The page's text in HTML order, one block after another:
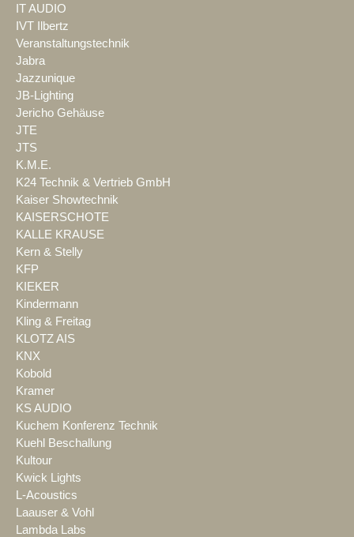
IT AUDIO
IVT Ilbertz
Veranstaltungstechnik
Jabra
Jazzunique
JB-Lighting
Jericho Gehäuse
JTE
JTS
K.M.E.
K24 Technik & Vertrieb GmbH
Kaiser Showtechnik
KAISERSCHOTE
KALLE KRAUSE
Kern & Stelly
KFP
KIEKER
Kindermann
Kling & Freitag
KLOTZ AIS
KNX
Kobold
Kramer
KS AUDIO
Kuchem Konferenz Technik
Kuehl Beschallung
Kultour
Kwick Lights
L-Acoustics
Laauser & Vohl
Lambda Labs